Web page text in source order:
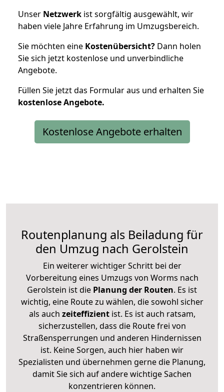
Unser Netzwerk ist sorgfältig ausgewählt, wir
haben viele Jahre Erfahrung im Umzugsbereich.
Sie möchten eine Kostenübersicht? Dann holen
Sie sich jetzt kostenlose und unverbindliche
Angebote.
Füllen Sie jetzt das Formular aus und erhalten Sie
kostenloseAngebote.
Kostenlose Angebote erhalten
Routenplanung als Beiladung für
den Umzug nach Gerolstein
Ein weiterer wichtiger Schritt bei der
Vorbereitung eines Umzugs von Worms nach
Gerolstein ist die Planung der Routen. Es ist
wichtig, eine Route zu wählen, die sowohl sicher
als auch zeiteffizientist. Es ist auch ratsam,
sicherzustellen, dass die Route frei von
Straßensperrungen und anderen Hindernissen
ist. Keine Sorgen, auch hier haben wir
Spezialisten und übernehmen gerne die Planung,
damit Sie sich auf andere wichtige Sachen
konzentrieren können.